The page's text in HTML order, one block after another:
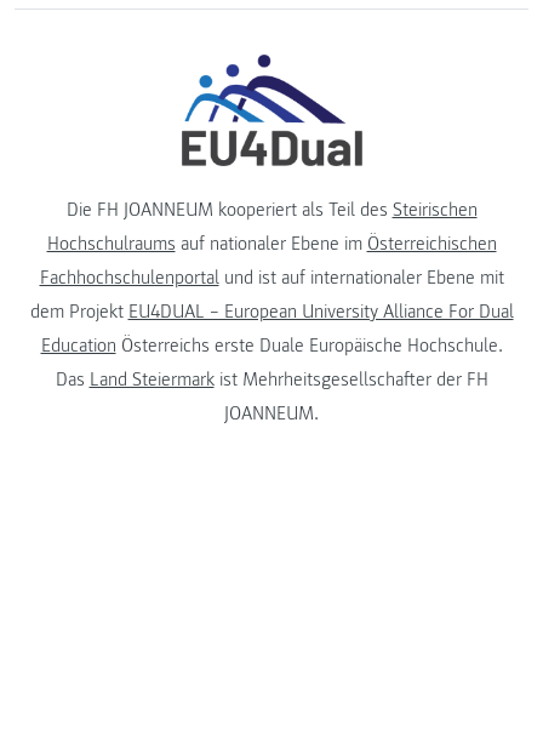
Die FH JOANNEUM kooperiert als Teil des Steirischen
Hochschulraums auf nationaler Ebene im Österreichischen
Fachhochschulenportalund ist auf internationaler Ebene mit
dem Projekt EU4DUAL – European University Alliance For Dual
Education Österreichs erste Duale Europäische Hochschule.
Das Land Steiermarkist Mehrheitsgesellschafter der FH
JOANNEUM.